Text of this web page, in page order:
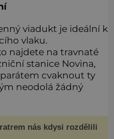
viadukt je ideální k
vlaku.
najdete na travnaté
stanice Novina,
cvaknout ty
neodolá žádný
nás kdysi rozdělili